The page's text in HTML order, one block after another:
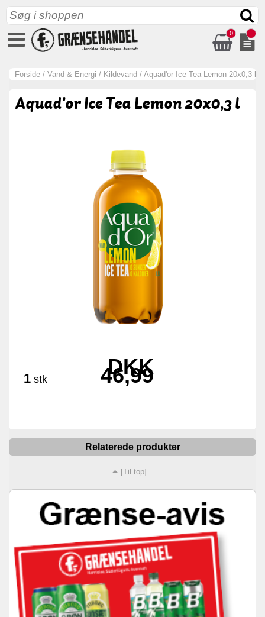
0
Forside / Vand & Energi / Kildevand / Aquad'or Ice Tea Lemon 20x0,3 l
Aquad'or Ice Tea Lemon 20x0,3 l
1 stk
DKK
46,99
Relaterede produkter
[Til top]